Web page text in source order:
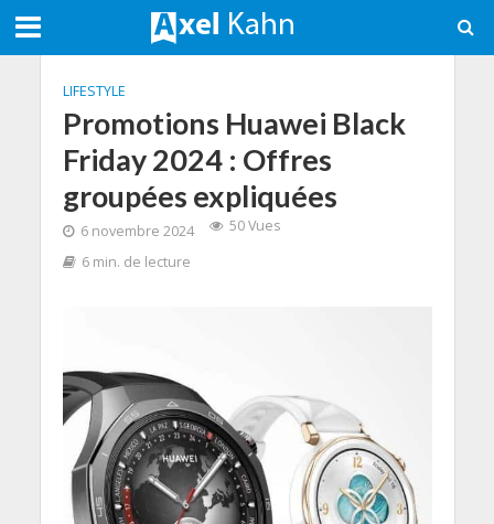
LIFESTYLE
Promotions Huawei Black
Friday 2024 : Offres
groupées expliquées
6 novembre 2024
50 Vues
6 min. de lecture